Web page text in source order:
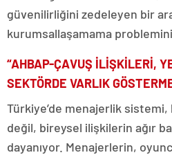
güvenilirliğini zedeleyen bir
kurumsallaşamama
“AHBAP-ÇAVUŞ İLİŞKİLERİ,
SEKTÖRDE VARLIK
Türkiye’de menajerlik sistemi,
değil, bireysel ilişkilerin ağır
dayanıyor. Menajerlerin,